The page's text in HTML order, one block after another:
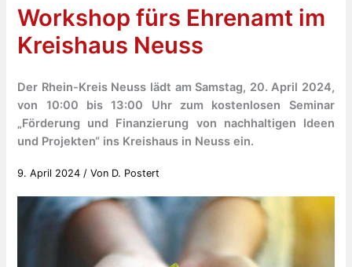
Workshop fürs Ehrenamt im
Kreishaus Neuss
Der Rhein-Kreis Neuss lädt am Samstag, 20. April 2024,
von 10:00 bis 13:00 Uhr zum kostenlosen Seminar
„Förderung und Finanzierung von nachhaltigen Ideen
und Projekten“ ins Kreishaus in Neuss ein.
9. April 2024 / Von D. Postert